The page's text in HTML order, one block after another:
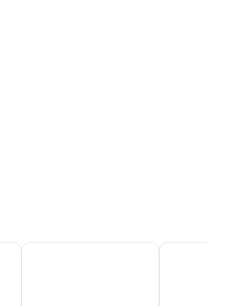
Historic Stone Farmhouse w/ Pool and Wood-Fired Hot Tub
Your home away from